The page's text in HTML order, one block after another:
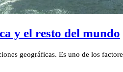
y el resto del mundo
geográficas. Es uno de los